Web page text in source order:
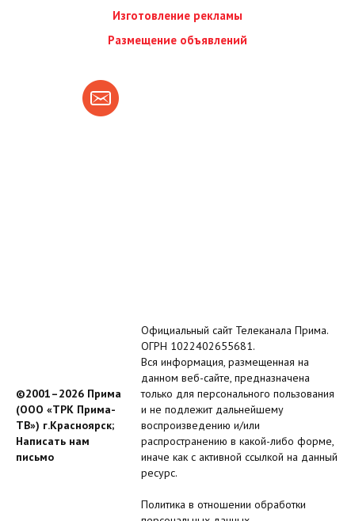
Изготовление рекламы
Размещение объявлений
©2001–2026 Прима
(ООО «ТРК Прима-
ТВ») г.Красноярск;
Написать нам
письмо
Официальный сайт Телеканала Прима.
ОГРН 1022402655681.
Вся информация, размещенная на
данном веб-сайте, предназначена
только для персонального пользования
и не подлежит дальнейшему
воспроизведению и/или
распространению в какой-либо форме,
иначе как с активной ссылкой на данный
ресурс.
Политика в отношении обработки